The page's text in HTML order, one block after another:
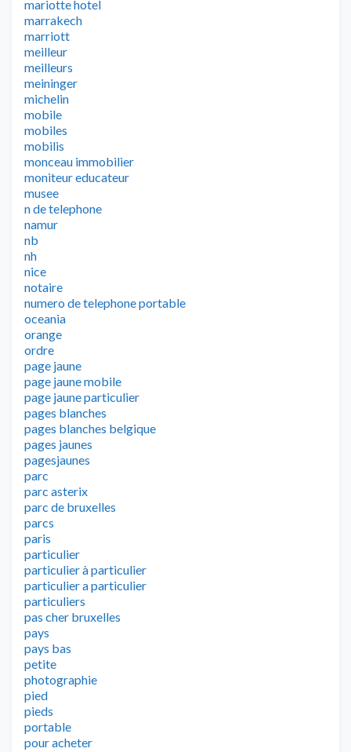
mariotte hotel
marrakech
marriott
meilleur
meilleurs
meininger
michelin
mobile
mobiles
mobilis
monceau immobilier
moniteur educateur
musee
n de telephone
namur
nb
nh
nice
notaire
numero de telephone portable
oceania
orange
ordre
page jaune
page jaune mobile
page jaune particulier
pages blanches
pages blanches belgique
pages jaunes
pagesjaunes
parc
parc asterix
parc de bruxelles
parcs
paris
particulier
particulier à particulier
particulier a particulier
particuliers
pas cher bruxelles
pays
pays bas
petite
photographie
pied
pieds
portable
pour acheter